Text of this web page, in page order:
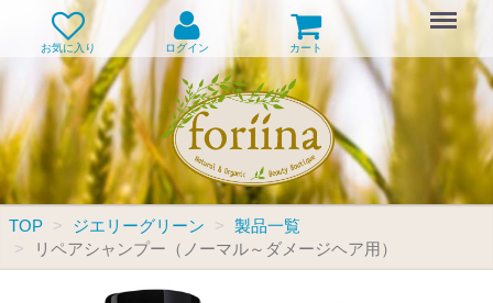
お気に入り ログイン カート
Menu
TOP ジエリーグリーン
製品一覧
リペアシャンプー（ノーマル～ダメージヘア用）